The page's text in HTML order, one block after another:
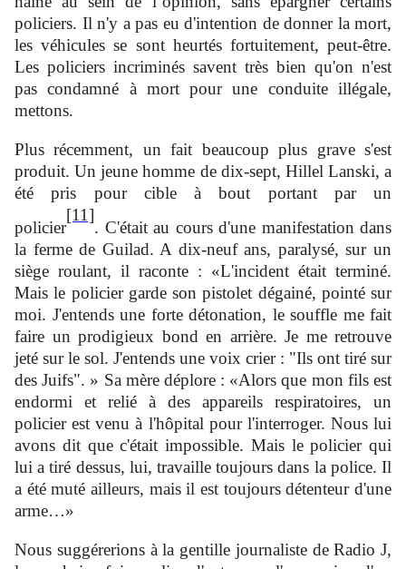
policiers. Il n'y a pas eu d'intention de donner la mort,
les véhicules se sont heurtés fortuitement, peut-être.
Les policiers incriminés savent très bien qu'on n'est
pas condamné à mort pour une conduite illégale,
mettons.
Plus récemment, un fait beaucoup plus grave s'est
produit. Un jeune homme de dix-sept, Hillel Lanski, a
été pris pour cible à bout portant par un
policier
[11]
. C'était au cours d'une manifestation dans
la ferme de Guilad. A dix-neuf ans, paralysé, sur un
siège roulant, il raconte : «L'incident était terminé.
Mais le policier garde son pistolet dégainé, pointé sur
moi. J'entends une forte détonation, le souffle me fait
faire un prodigieux bond en arrière. Je me retrouve
jeté sur le sol. J'entends une voix crier : "Ils ont tiré sur
des Juifs". » Sa mère déplore : «Alors que mon fils est
endormi et relié à des appareils respiratoires, un
policier est venu à l'hôpital pour l'interroger. Nous lui
avons dit que c'était impossible. Mais le policier qui
lui a tiré dessus, lui, travaille toujours dans la police. Il
a été muté ailleurs, mais il est toujours détenteur d'une
arme…»
Nous suggérerions à la gentille journaliste de Radio J,